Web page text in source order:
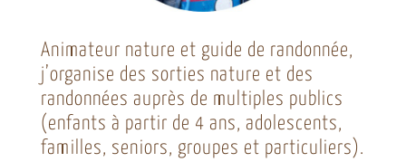
Animateur nature et guide de randonnée,
j’organise des sorties nature et des
randonnées auprès de multiples publics
(enfants à partir de 4 ans, adolescents,
familles, seniors, groupes et particuliers).